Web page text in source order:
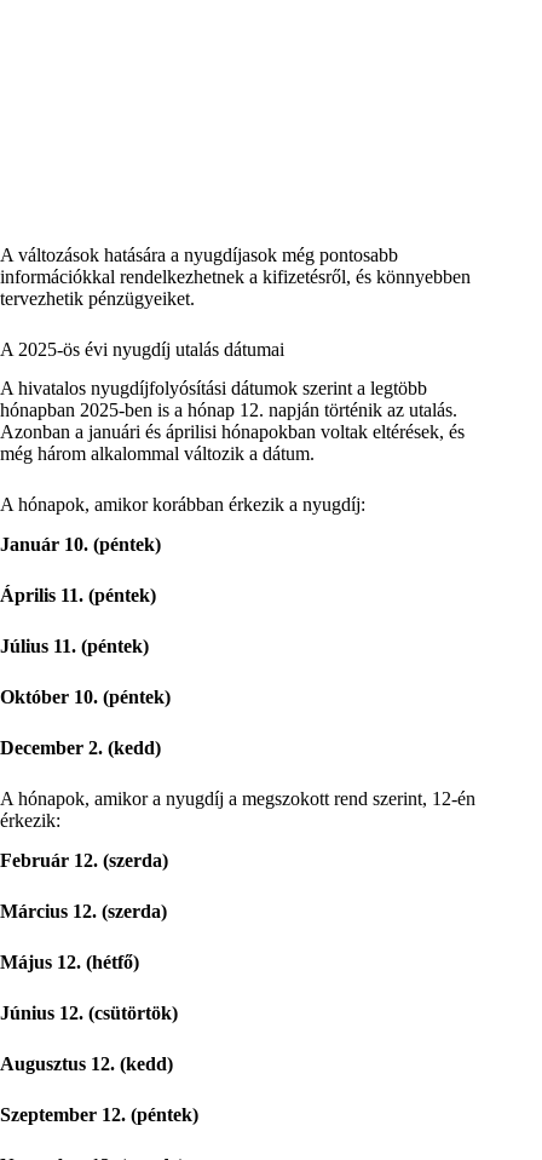
A változások hatására a nyugdíjasok még pontosabb
információkkal rendelkezhetnek a kifizetésről, és könnyebben
tervezhetik pénzügyeiket.
A 2025-ös évi nyugdíj utalás dátumai
A hivatalos nyugdíjfolyósítási dátumok szerint a legtöbb
hónapban 2025-ben is a hónap 12. napján történik az utalás.
Azonban a januári és áprilisi hónapokban voltak eltérések, és
még három alkalommal változik a dátum.
A hónapok, amikor korábban érkezik a nyugdíj:
Január 10. (péntek)
Április 11. (péntek)
Július 11. (péntek)
Október 10. (péntek)
December 2. (kedd)
A hónapok, amikor a nyugdíj a megszokott rend szerint, 12-én
érkezik:
Február 12. (szerda)
Március 12. (szerda)
Május 12. (hétfő)
Június 12. (csütörtök)
Augusztus 12. (kedd)
Szeptember 12. (péntek)